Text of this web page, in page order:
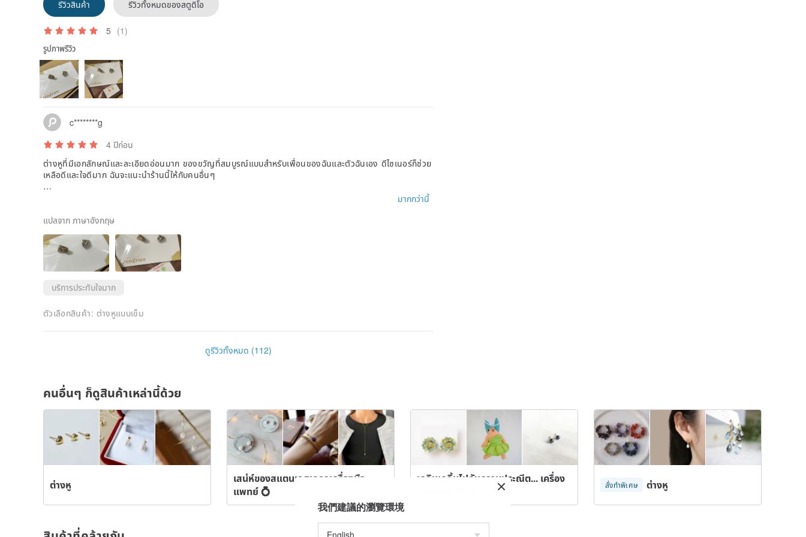
รีวิวสินค้า รีวิวทั้งหมดของสตูดิโอ
5 (1)
รูปภาพรีวิว
c********g
4 ปีก่อน
ต่างหูที่มีเอกลักษณ์และละเอียดอ่อนมาก ของขวัญที่สมบูรณ์แบบสำหรับเพื่อนของฉันและตัวฉันเอง ดีไซเนอร์ก็ช่วย
เหลือดีและใจดีมาก ฉันจะแนะนำร้านนี้ให้กับคนอื่นๆ
มากกว่านี้
แปลจาก ภาษาอังกฤษ
บริการประทับใจมาก
ตัวเลือกสินค้า: ต่างหูแบบเข็ม
ดูรีวิวทั้งหมด (112)
คนอื่นๆ ก็ดูสินค้าเหล่านี้ด้วย
ต่างหู
เสน่ห์ของสแตนเลสเกรดเครื่องมือ
แพทย์ 💍
เคลิบเคลิ้มไปกับความประณีต... เครื่อง
สั่งทำพิเศษ ต่างหู
我們建議的瀏覽環境